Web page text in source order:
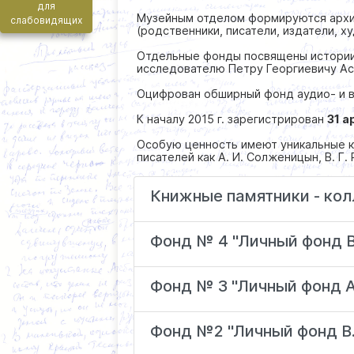
для
слабовидящих
Музейным отделом формируются
(родственники, писатели, издатели,
Отдельные фонды посвящены
исследователю Петру Георгиевичу
Оцифрован обширный фонд аудио- и
К началу 2015 г. зарегистрирован31
Особую ценность имеют уникальные
писателей как А. И. Солженицын, В.
Книжные памятники -
Фонд № 4 "Личный фонд
Фонд № 3 "Личный фонд
Фонд №2 "Личный фонд